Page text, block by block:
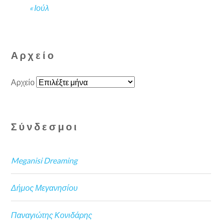
« Ιούλ
Αρχείο
Αρχείο
Σύνδεσμοι
Meganisi Dreaming
Δήμος Μεγανησίου
Παναγιώτης Κονιδάρης